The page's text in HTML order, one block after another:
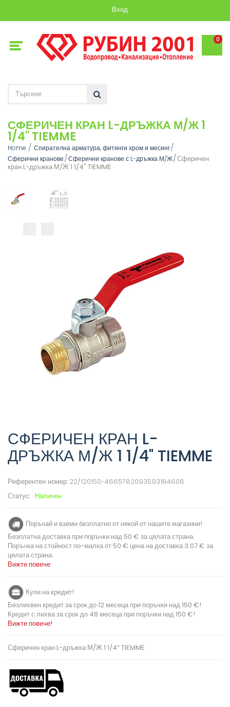
Вход
0
СФЕРИЧЕН КРАН L-ДРЪЖКА М/Ж 1
1/4" TIEMME
Home
Спирателна арматура, фитинги хром и месинг
Сферични кранове Сферични кранове с L-дръжка М/Ж Сферичен
кран L-дръжка М/Ж 1 1/4" TIEMME
СФЕРИЧЕН КРАН L-
ДРЪЖКА М/Ж 1 1/4" TIEMME
Референтен номер: 22/120150-4665782093593184608
Статус: Наличен
Поръчай и вземи безплатно от някой от нашите магазини!
Безплатна доставка при поръчки над 50 € за цялата страна.
Поръчка на стойност по-малка от 50 € цена на доставка 3.07 € за
цялата страна.
Вижте повече
Купи на кредит!
Безлихвен кредит за срок до 12 месеца при поръчки над 150 €!
Кредит с лихва за срок до 48 месеца при поръчки над 150 €!
Вижте повече!
Сферичен кран L-дръжка М/Ж 1 1/4“ TIEMME